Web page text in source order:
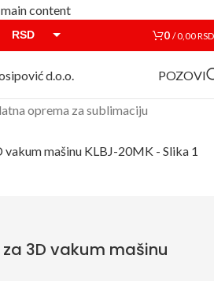
content
RSD 0 /0,00RSD
POZOVI
oprema za sublimaciju
3D vakum mašinu